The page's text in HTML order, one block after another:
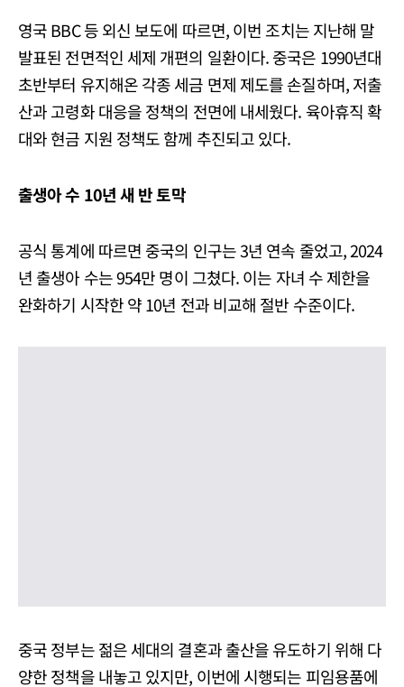
영국 BBC 등 외신 보도에 따르면, 이번 조치는 지난해 말
발표된 전면적인 세제 개편의 일환이다. 중국은 1990년대
초반부터 유지해온 각종 세금 면제 제도를 손질하며, 저출
산과 고령화 대응을 정책의 전면에 내세웠다. 육아휴직 확
대와 현금 지원 정책도 함께 추진되고 있다.
출생아 수 10년 새 반 토막
공식 통계에 따르면 중국의 인구는 3년 연속 줄었고, 2024
년 출생아 수는 954만 명이 그쳤다. 이는 자녀 수 제한을
완화하기 시작한 약 10년 전과 비교해 절반 수준이다.
중국 정부는 젊은 세대의 결혼과 출산을 유도하기 위해 다
양한 정책을 내놓고 있지만, 이번에 시행되는 피임용품에